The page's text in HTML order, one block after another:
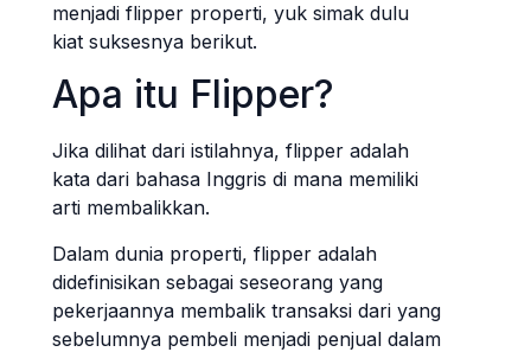
menjadi flipper properti, yuk simak dulu
kiat suksesnya berikut.
Apa itu Flipper?
Jika dilihat dari istilahnya, flipper adalah
kata dari bahasa Inggris di mana memiliki
arti membalikkan.
Dalam dunia properti, flipper adalah
didefinisikan sebagai seseorang yang
pekerjaannya membalik transaksi dari yang
sebelumnya pembeli menjadi penjual dalam